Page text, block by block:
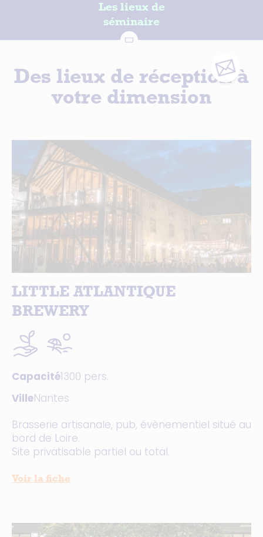
Les lieux de
séminaire
Des lieux de réception à
votre dimension
LITTLE ATLANTIQUE
BREWERY
Capacité1300 pers.
VilleNantes
Brasserie artisanale, pub, évènementiel situé au
bord de Loire.
Site privatisable partiel ou total.
Voir la fiche